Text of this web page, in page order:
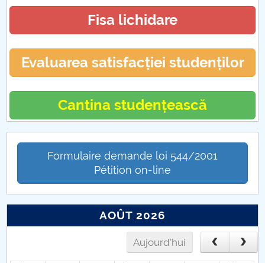
Fisa lichidare
Evaluarea satisfacției studenților
Cantina studențească
Formulaire demande loi 544/2001
Pétition on-line
AOÛT 2026
Aujourd'hui